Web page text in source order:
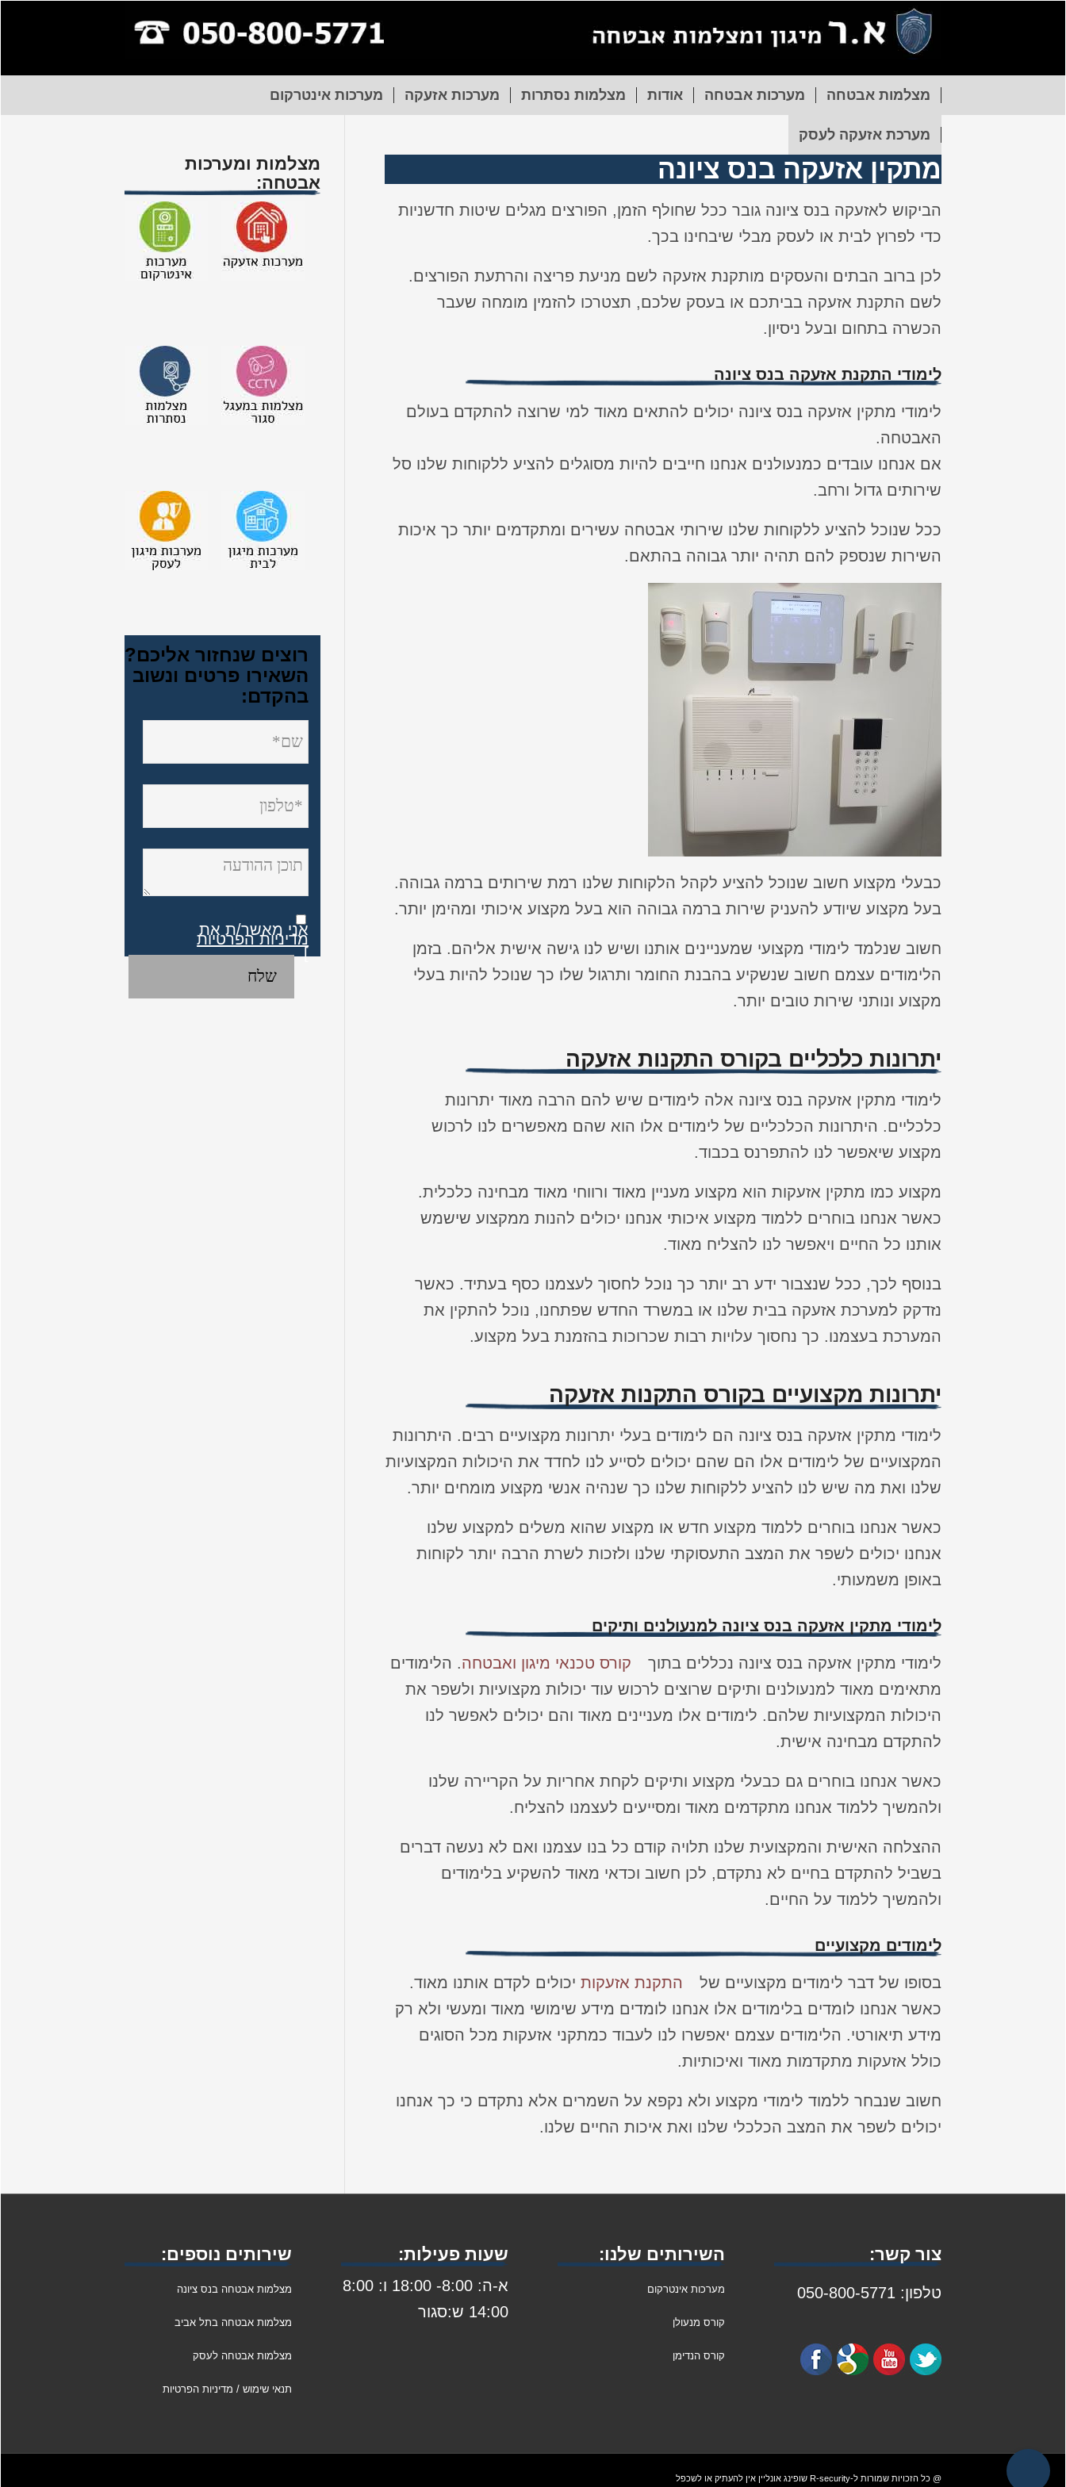
מצלמות אבטחה מערכות אבטחה אודות מצלמות נסתרות מערכות אזעקה מערכות אינטרקום
מערכת אזעקה לעסק
מתקין אזעקה בנס ציונה
הביקוש לאזעקה בנס ציונה גובר ככל שחולף הזמן, הפורצים מגלים שיטות חדשניות
כדי לפרוץ לבית או לעסק מבלי שיבחינו בכך.
לכן ברוב הבתים והעסקים מותקנת אזעקה לשם מניעת פריצה והרתעת הפורצים.
לשם התקנת אזעקה בביתכם או בעסק שלכם, תצטרכו להזמין מומחה שעבר
הכשרה בתחום ובעל ניסיון.
לימודי התקנת אזעקה בנס ציונה
לימודי מתקין אזעקה בנס ציונה יכולים להתאים מאוד למי שרוצה להתקדם בעולם
האבטחה.
אם אנחנו עובדים כמנעולנים אנחנו חייבים להיות מסוגלים להציע ללקוחות שלנו סל
שירותים גדול ורחב.
ככל שנוכל להציע ללקוחות שלנו שירותי אבטחה עשירים ומתקדמים יותר כך איכות
השירות שנספק להם תהיה יותר גבוהה בהתאם.
כבעלי מקצוע חשוב שנוכל להציע לקהל הלקוחות שלנו רמת שירותים ברמה גבוהה.
בעל מקצוע שיודע להעניק שירות ברמה גבוהה הוא בעל מקצוע איכותי ומהימן יותר.
חשוב שנלמד לימודי מקצועי שמעניינים אותנו ושיש לנו גישה אישית אליהם. בזמן
הלימודים עצמם חשוב שנשקיע בהבנת החומר ותרגול שלו כך שנוכל להיות בעלי
מקצוע ונותני שירות טובים יותר.
יתרונות כלכליים בקורס התקנות אזעקה
לימודי מתקין אזעקה בנס ציונה אלה לימודים שיש להם הרבה מאוד יתרונות
כלכליים. היתרונות הכלכליים של לימודים אלו הוא שהם מאפשרים לנו לרכוש
מקצוע שיאפשר לנו להתפרנס בכבוד.
מקצוע כמו מתקין אזעקות הוא מקצוע מעניין מאוד ורווחי מאוד מבחינה כלכלית.
כאשר אנחנו בוחרים ללמוד מקצוע איכותי אנחנו יכולים להנות ממקצוע שישמש
אותנו כל החיים ויאפשר לנו להצליח מאוד.
בנוסף לכך, ככל שנצבור ידע רב יותר כך נוכל לחסוך לעצמנו כסף בעתיד. כאשר
נזדקק למערכת אזעקה בבית שלנו או במשרד החדש שפתחנו, נוכל להתקין את
המערכת בעצמנו. כך נחסוך עלויות רבות שכרוכות בהזמנת בעל מקצוע.
יתרונות מקצועיים בקורס התקנות אזעקה
לימודי מתקין אזעקה בנס ציונה הם לימודים בעלי יתרונות מקצועיים רבים. היתרונות
המקצועיים של לימודים אלו הם שהם יכולים לסייע לנו לחדד את היכולות המקצועיות
שלנו ואת מה שיש לנו להציע ללקוחות שלנו כך שנהיה אנשי מקצוע מומחים יותר.
כאשר אנחנו בוחרים ללמוד מקצוע חדש או מקצוע שהוא משלים למקצוע שלנו
אנחנו יכולים לשפר את המצב התעסוקתי שלנו ולזכות לשרת הרבה יותר לקוחות
באופן משמעותי.
לימודי מתקין אזעקה בנס ציונה למנעולנים ותיקים
לימודי מתקין אזעקה בנס ציונה נכללים בתוך קורס טכנאי מיגון ואבטחה. הלימודים
מתאימים מאוד למנעולנים ותיקים שרוצים לרכוש עוד יכולות מקצועיות ולשפר את
היכולות המקצועיות שלהם. לימודים אלו מעניינים מאוד והם יכולים לאפשר לנו
להתקדם מבחינה אישית.
כאשר אנחנו בוחרים גם כבעלי מקצוע ותיקים לקחת אחריות על הקריירה שלנו
ולהמשיך ללמוד אנחנו מתקדמים מאוד ומסייעים לעצמנו להצליח.
ההצלחה האישית והמקצועית שלנו תלויה קודם כל בנו עצמנו ואם לא נעשה דברים
בשביל להתקדם בחיים לא נתקדם, לכן חשוב וכדאי מאוד להשקיע בלימודים
ולהמשיך ללמוד על החיים.
לימודים מקצועיים
בסופו של דבר לימודים מקצועיים של התקנת אזעקות יכולים לקדם אותנו מאוד.
כאשר אנחנו לומדים בלימודים אלו אנחנו לומדים מידע שימושי מאוד ומעשי ולא רק
מידע תיאורטי. הלימודים עצמם יאפשרו לנו לעבוד כמתקני אזעקות מכל הסוגים
כולל אזעקות מתקדמות מאוד ואיכותיות.
חשוב שנבחר ללמוד לימודי מקצוע ולא נקפא על השמרים אלא נתקדם כי כך אנחנו
יכולים לשפר את המצב הכלכלי שלנו ואת איכות החיים שלנו.
מצלמות ומערכות
אבטחה:
רוצים שנחזור אליכם?
השאירו פרטים ונשוב
בהקדם:
אני מאשר/ת את
מדיניות הפרטיות
]
צור קשר:
טלפון: 050-800-5771
השירותים שלנו:
מערכות אינטרקום
קורס מנעולן
קורס הנדימן
שעות פעילות:
א-ה: 8:00- 18:00 ו: 8:00
14:00 ש:סגור
שירותים נוספים:
מצלמות אבטחה בנס ציונה
מצלמות אבטחה בתל אביב
מצלמות אבטחה לעסק
תנאי שימוש / מדיניות הפרטיות
@ כל הזכויות שמורות ל-R-security שופינג אונליין אין להעתיק או לשכפל